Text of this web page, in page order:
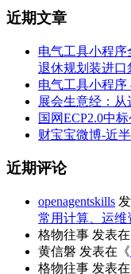
近期文章
电气工具小程
退休规划装进口
电气工具小程序
展会生意经：
国网ECP2.0中
财宝宝微博-近
近期评论
openagentskills
常用计算、运维
格物往事 发表
黄信磐 发表在《
格物往事 发表